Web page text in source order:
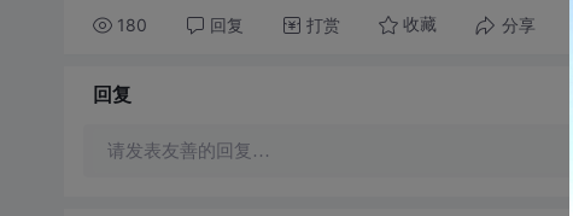
180 回复 打赏 收藏 分享
回复
请发表友善的回复…